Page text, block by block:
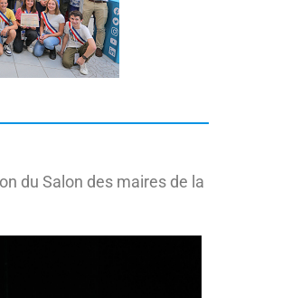
du Salon des maires de la